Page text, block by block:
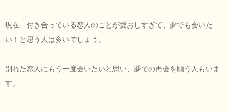
現在、付き合っている恋人のことが愛おしすぎて、夢でも会いた
い！と思う人は多いでしょう。
別れた恋人にもう一度会いたいと思い、夢での再会を願う人もいま
す。